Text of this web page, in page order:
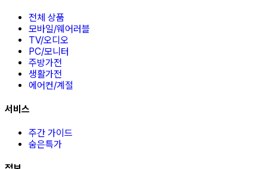
전체 상품
모바일/웨어러블
TV/오디오
PC/모니터
주방가전
생활가전
에어컨/계절
서비스
주간 가이드
숨은특가